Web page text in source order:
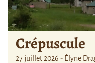
Crépuscule
27 juillet 2026 - Élyne